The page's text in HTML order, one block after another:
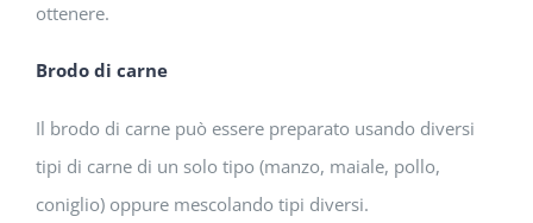
ottenere.
Brodo di carne
Il brodo di carne può essere preparato usando diversi
tipi di carne di un solo tipo (manzo, maiale, pollo,
coniglio) oppure mescolando tipi diversi.